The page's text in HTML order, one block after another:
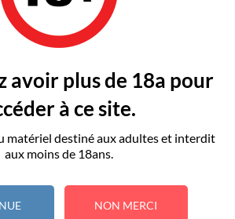
avoir plus de 18a pour
à ce site.
matériel destiné aux adultes et interdit
aux moins de 18ans.
NON MERCI
RUPTURE DE STOCK